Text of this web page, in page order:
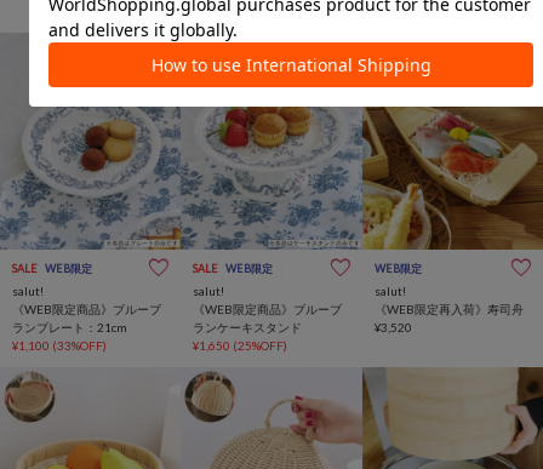
クス
¥2,420
SALE WEB限定
salut!
《WEB限定商品》ブルーブ
ランプレート：21cm
¥1,100 (33%OFF)
SALE WEB限定
salut!
《WEB限定商品》ブルーブ
ランケーキスタンド
¥1,650 (25%OFF)
WEB限定
salut!
《WEB限定再入荷》寿司舟
¥3,520